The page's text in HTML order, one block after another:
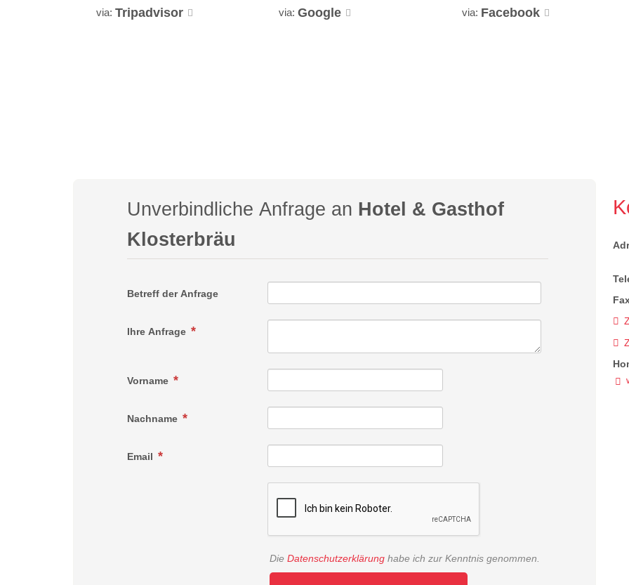
via: Tripadvisor via: Google via: Facebook
Unverbindliche Anfrage an Hotel & Gasthof
Klosterbräu
Betreff der Anfrage
Ihre Anfrage
Vorname
Nachname
Email
DieDatenschutzerklärung habe ich zur Kenntnis genommen.